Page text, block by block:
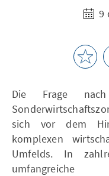
9
Die Frage
sich vor dem
komplexen
Umfelds. In